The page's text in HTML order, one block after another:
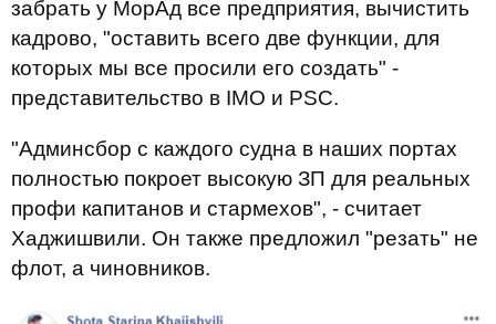
забрать у МорАд все предприятия, вычистить
кадрово, "оставить всего две функции, для
которых мы все просили его создать" -
представительство в IMO и PSC.
"Админсбор с каждого судна в наших портах
полностью покроет высокую ЗП для реальных
профи капитанов и стармехов", - считает
Хаджишвили. Он также предложил "резать" не
флот, а чиновников.